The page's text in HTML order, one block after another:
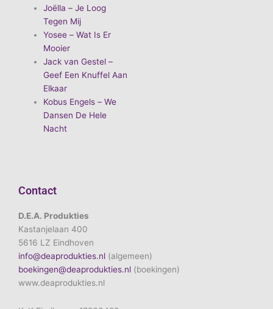
Joëlla – Je Loog
Tegen Mij
Yosee – Wat Is Er
Mooier
Jack van Gestel –
Geef Een Knuffel Aan
Elkaar
Kobus Engels – We
Dansen De Hele
Nacht
Contact
D.E.A. Produkties
Kastanjelaan 400
5616 LZ Eindhoven
info@deaprodukties.nl (algemeen)
boekingen@deaprodukties.nl (boekingen)
www.deaprodukties.nl